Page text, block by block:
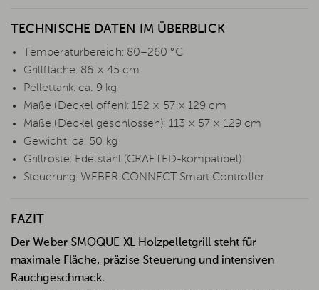
TECHNISCHE DATEN IM ÜBERBLICK
Temperaturbereich: 80–260 °C
Grillfläche: 86 × 45 cm
Pellettank: ca. 9 kg
Maße (Deckel offen): 152 × 57 × 129 cm
Maße (Deckel geschlossen): 113 × 57 × 129 cm
Gewicht: ca. 50 kg
Grillroste: Edelstahl (CRAFTED-kompatibel)
Steuerung: WEBER CONNECT Smart Controller
FAZIT
Der Weber SMOQUE XL Holzpelletgrill steht für
maximale Fläche, präzise Steuerung und intensiven
Rauchgeschmack.